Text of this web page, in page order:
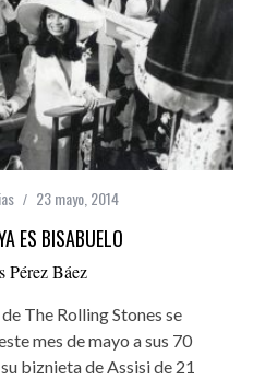
23 mayo, 2014
ES BISABUELO
Pérez Báez
The Rolling Stones se
mes de mayo a sus 70
biznieta de Assisi de 21